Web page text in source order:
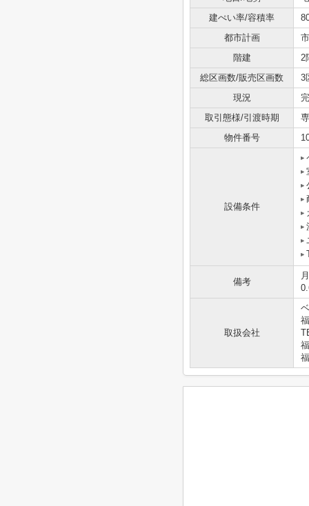
建ぺい率/容積率
都市計画
階建
2
総区画数/販売区画数
3
現況
取引態様/引渡時期
物件番号
設備条件
備考
取扱会社